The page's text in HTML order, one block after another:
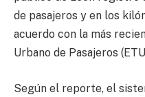
de pasajeros y en los
acuerdo con la más
Urbano de Pasajeros
Según el reporte, el